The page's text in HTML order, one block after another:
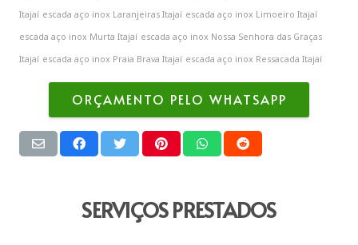
Itajaí escada aço inox Laranjeiras Itajaí escada aço inox Limoeiro Itajaí
escada aço inox Murta Itajaí escada aço inox Nossa Senhora das Graças
Itajaí escada aço inox Praia Brava Itajaí escada aço inox Ressacada Itajaí
ORÇAMENTO PELO WHATSAPP
SERVIÇOS PRESTADOS